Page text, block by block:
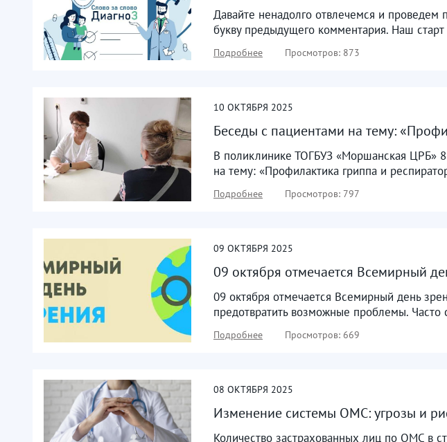
Давайте ненадолго отвлечемся и
букву предыдущего комментария. Наш
Подробнее Просмотров: 873
10 ОКТЯБРЯ 2025
Беседы с пациентами на тему:
В поликлинике ТОГБУЗ «Моршанская ЦРБ» 8
на тему: «Профилактика гриппа и
Подробнее Просмотров: 797
09 ОКТЯБРЯ 2025
09 октября отмечается Всемирный
09 октября отмечается Всемирный день
предотвратить возможные проблемы.
Подробнее Просмотров: 669
08 ОКТЯБРЯ 2025
Изменение системы ОМС: угрозы и
Количество застрахованных лиц по ОМС в